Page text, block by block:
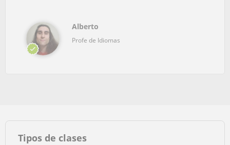
Alberto
Profe de Idiomas
Tipos de clases